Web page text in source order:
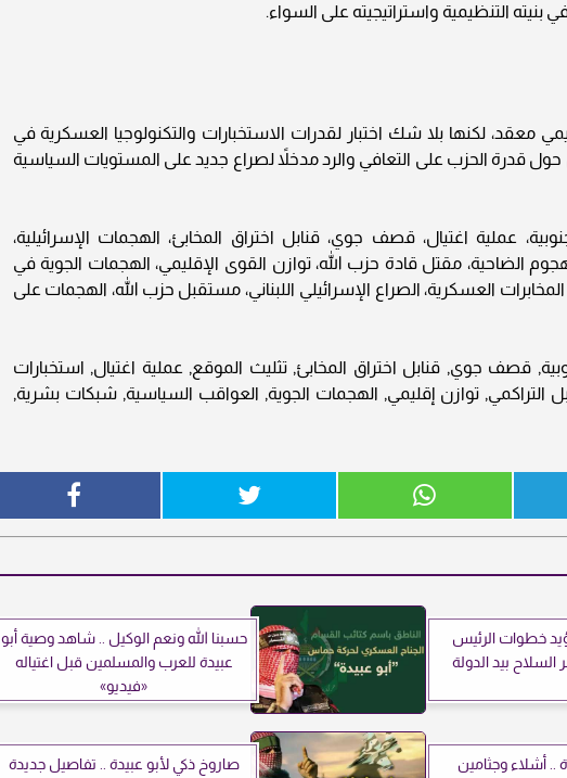
التنظيمية واستراتيجيته على السواء.
معقد، لكنها بلا شك اختبار لقدرات الاستخبارات والتكنولوجيا العسكرية في
قدرة الحزب على التعافي والرد مدخلاً لصراع جديد على المستويات السياسية
عملية اغتيال، قصف جوي، قنابل اختراق المخابئ، الهجمات الإسرائيلية،
هجوم الضاحية، مقتل قادة حزب الله، توازن القوى الإقليمي، الهجمات الجوية في
العسكرية، الصراع الإسرائيلي اللبناني، مستقبل حزب الله، الهجمات على
قصف جوي, قنابل اختراق المخابئ, تثليث الموقع, عملية اغتيال, استخبارات
التراكمي, توازن إقليمي, الهجمات الجوية, العواقب السياسية, شبكات بشرية,
خطوات الرئيس
بيد الدولة
حسبنا الله ونعم الوكيل .. شاهد وصية أبو
عبيدة للعرب والمسلمين قبل اغتياله
«فيديو»
.. أشلاء وجثامين
صاروخ ذكي لأبو عبيدة .. تفاصيل جديدة